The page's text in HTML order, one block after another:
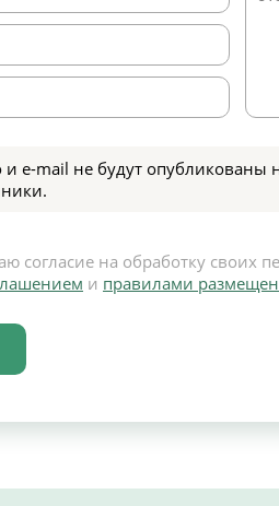
e-mail не будут опубликованы
согласие на обработку своих
и правилами